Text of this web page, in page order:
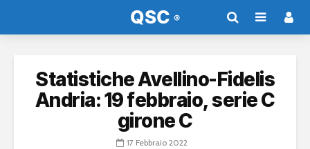
Statistiche Avellino-Fidelis
Andria: 19 febbraio, serie C
girone C
17 Febbraio 2022